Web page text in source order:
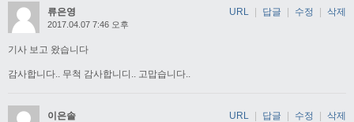
류은영
2017.04.07 7:46 오후
기사 보고 왔습니다
감사합니다.. 무척 감사합니디.. 고맙습니다..
URL 답글 수정 삭제
이은솔 URL | 답글 | 수정 | 삭제